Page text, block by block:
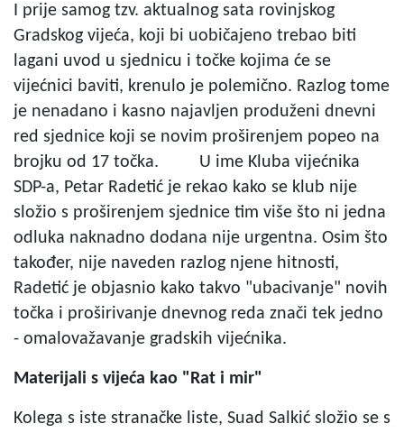
I prije samog tzv. aktualnog sata rovinjskog
Gradskog vijeća, koji bi uobičajeno trebao biti
lagani uvod u sjednicu i točke kojima će se
vijećnici baviti, krenulo je polemično. Razlog tome
je nenadano i kasno najavljen produženi dnevni
red sjednice koji se novim proširenjem popeo na
brojku od 17 točka. U ime Kluba vijećnika
SDP-a, Petar Radetić je rekao kako se klub nije
složio s proširenjem sjednice tim više što ni jedna
odluka naknadno dodana nije urgentna. Osim što
također, nije naveden razlog njene hitnosti,
Radetić je objasnio kako takvo "ubacivanje" novih
točka i proširivanje dnevnog reda znači tek jedno
- omalovažavanje gradskih vijećnika.
Materijali s vijeća kao "Rat i mir"
Kolega s iste stranačke liste, Suad Salkić složio se s